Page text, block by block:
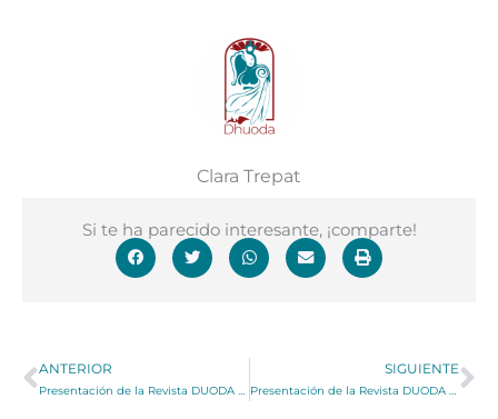
Clara Trepat
Si te ha parecido interesante, ¡comparte!
ANTERIOR
Presentación de la Revista DUODA 42: Teología de los sentidos
SIGUIENTE
Presentación de la Revista DUODA 42: Teología de los sentidos